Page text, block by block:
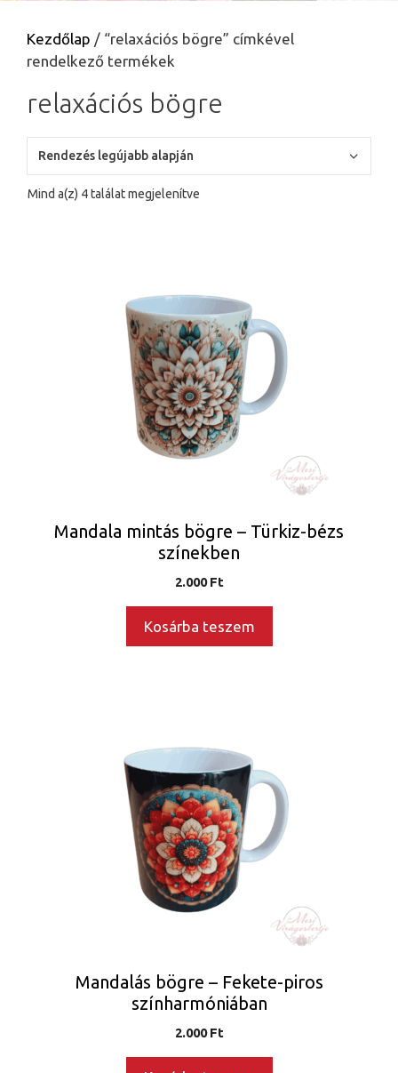
Kezdőlap / “relaxációs bögre” címkével
rendelkező termékek
relaxációs bögre
Mind a(z) 4 találat megjelenítve
Mandala mintás bögre – Türkiz-bézs
színekben
2.000Ft
Kosárba teszem
Mandalás bögre – Fekete-piros
színharmóniában
2.000Ft